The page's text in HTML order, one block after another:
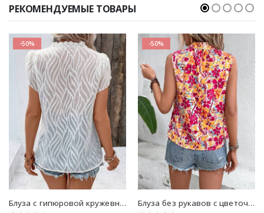
РЕКОМЕНДУЕМЫЕ ТОВАРЫ
-50%
Блуза с гипюровой кружевной отделкой с рукавом "лепесток"
-50%
Блуза без рукавов с цветочным принтом с воротником-стойкой